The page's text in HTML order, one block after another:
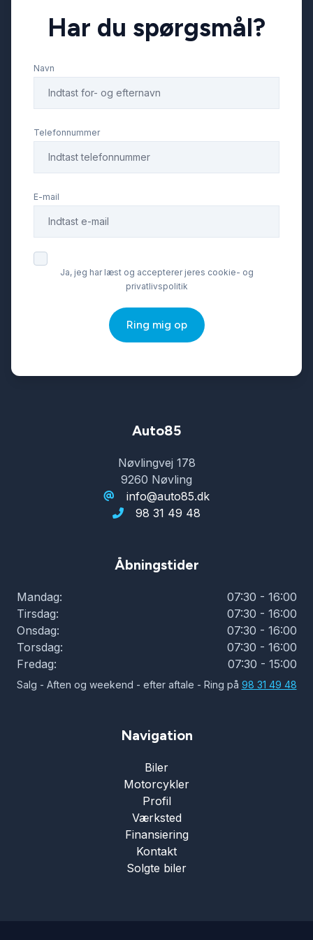
Fuldautomatisk klimaanlæg
Højdejusterbare forsæder
LED kørelys
Læderrat
Navigation
Parkeringssensor bagved
Tre sæder i bagved
Træthedsregistrering
Tågelygter
Vejbaneassistent
Har du spørgsmål?
Navn
Telefonnummer
E-mail
Ja, jeg har læst og accepterer jeres cookie- og
privatlivspolitik
Ring mig op
Auto85
Nøvlingvej 178
9260 Nøvling
info@auto85.dk
98 31 49 48
Åbningstider
Mandag:
07:30 - 16:00
Tirsdag:
07:30 - 16:00
Onsdag:
07:30 - 16:00
Torsdag:
07:30 - 16:00
Fredag:
07:30 - 15:00
Salg - Aften og weekend - efter aftale - Ring på 98 31 49 48
Navigation
Biler
Motorcykler
Profil
Værksted
Finansiering
Kontakt
Solgte biler